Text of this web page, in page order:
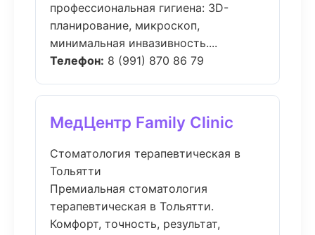
профессиональная гигиена: 3D-
планирование, микроскоп,
минимальная инвазивность....
Телефон: 8 (991) 870 86 79
МедЦентр Family Clinic
Стоматология терапевтическая в
Тольятти
Премиальная стоматология
терапевтическая в Тольятти.
Комфорт, точность, результат,